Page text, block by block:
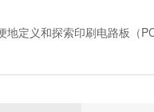
定义和探索印刷电路板（